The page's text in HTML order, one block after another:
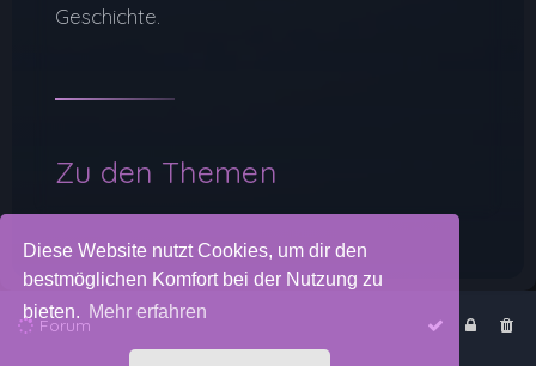
Diese Website nutzt Cookies, um dir den
bestmöglichen Komfort bei der Nutzung zu
bieten. Mehr erfahren
Geschichte.
Zu den Themen
Forum